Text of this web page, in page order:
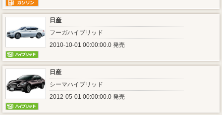
日産
フーガハイブリッド
2010-10-01 00:00:00.0 発売
日産
シーマハイブリッド
2012-05-01 00:00:00.0 発売